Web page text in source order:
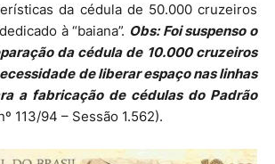
da cédula de 50.000 cruzeiros
à “baiana”. Obs: Foi suspenso o
da cédula de 10.000 cruzeiros
de liberar espaço nas linhas
a fabricação de cédulas do Padrão
113/94 – Sessão 1.562).